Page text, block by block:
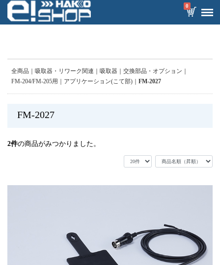
0
全商品 吸取器・リワーク関連 吸取器
交換部品・オプション
FM-204/FM-205用
アプリケーション(こて部) FM-2027
FM-2027
2件の商品がみつかりました。